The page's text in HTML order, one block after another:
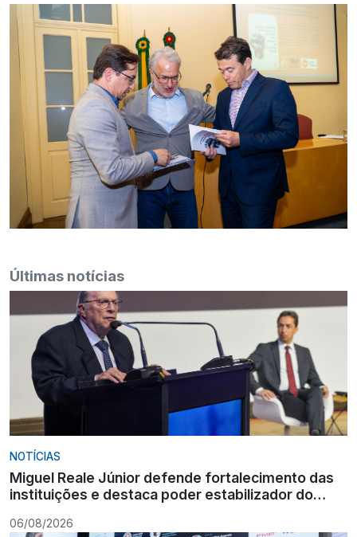
Últimas notícias
NOTÍCIAS
Miguel Reale Júnior defende fortalecimento das
instituições e destaca poder estabilizador do
06/08/2026